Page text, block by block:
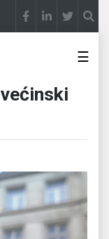
Promocija potencijal
☰